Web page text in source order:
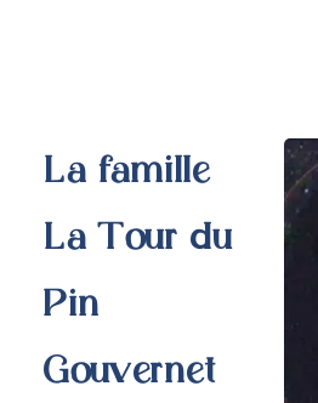
La famille
La Tour du
Pin
Gouvernet